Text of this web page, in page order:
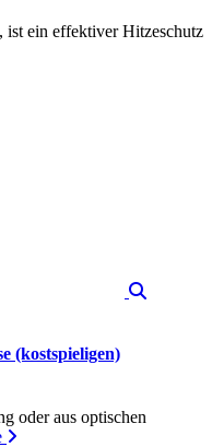
ist ein effektiver Hitzeschutz
(kostspieligen)
oder aus optischen